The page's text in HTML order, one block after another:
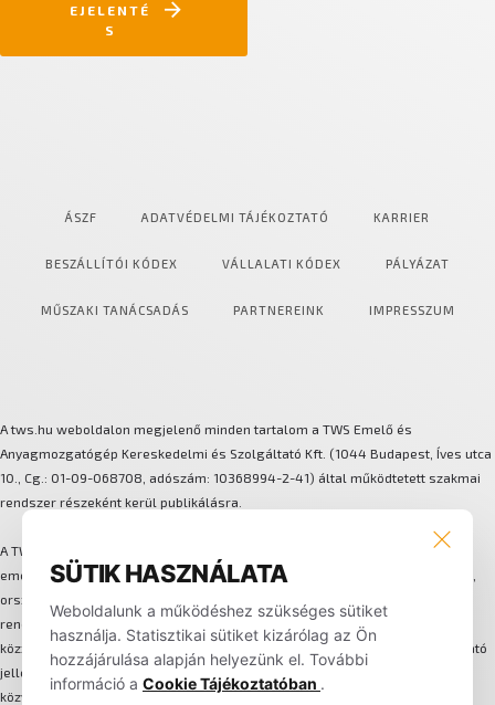
SÜTIK HASZNÁLATA
Weboldalunk a működéshez szükséges sütiket
használja. Statisztikai sütiket kizárólag az Ön
hozzájárulása alapján helyezünk el. További
információ a Cookie Tájékoztatóban .
EJELENTÉ
S
ÁSZF ADATVÉDELMI TÁJÉKOZTATÓ KARRIER
BESZÁLLÍTÓI KÓDEX VÁLLALATI KÓDEX PÁLYÁZAT
MŰSZAKI TANÁCSADÁS PARTNEREINK IMPRESSZUM
A tws.hu weboldalon megjelenő minden tartalom a TWS Emelő és
Anyagmozgatógép Kereskedelmi és Szolgáltató Kft. (1044 Budapest, Íves utca
10., Cg.: 01-09-068708, adószám: 10368994-2-41) által működtetett szakmai
rendszer részeként kerül publikálásra.
A TWS több márkát és technológiát integráló anyagmozgatási és
emeléstechnikai megoldásokat biztosít. A háttérben központi szervizhálózat,
országos lefedettségű alkatrész-logisztika, flotta-bérleti és karbantartási
rendszer, valamint egységes ügyfélkezelési folyamat működik. Az oldalon
közzétett képek, műszaki adatok, leírások és információk kizárólag tájékoztató
jellegűek, nem minősülnek hivatalos ajánlatnak. A weboldalon nem történik
közvetlen online értékesítés, minden megrendelés és szerződés egyedi